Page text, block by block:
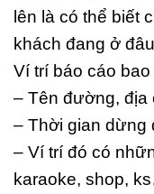
lên là có thể biết
khách đang ở
Ví trí báo cáo bao
– Tên đường, địa
– Thời gian dừng
– Ví trí đó có
karaoke, shop,